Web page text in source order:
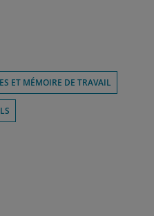
ET MÉMOIRE DE TRAVAIL